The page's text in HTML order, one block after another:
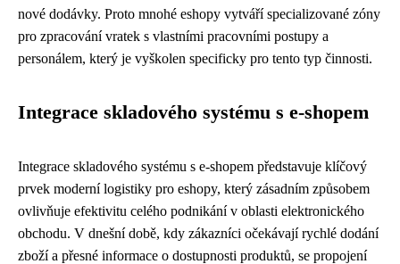
nové dodávky. Proto mnohé eshopy vytváří specializované zóny
pro zpracování vratek s vlastními pracovními postupy a
personálem, který je vyškolen specificky pro tento typ činnosti.
Integrace skladového systému s e-shopem
Integrace skladového systému s e-shopem představuje klíčový
prvek moderní logistiky pro eshopy, který zásadním způsobem
ovlivňuje efektivitu celého podnikání v oblasti elektronického
obchodu. V dnešní době, kdy zákazníci očekávají rychlé dodání
zboží a přesné informace o dostupnosti produktů, se propojení